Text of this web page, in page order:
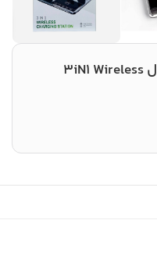
شارژر بی سیم گرین لاین مدل 3iN1 Wireless